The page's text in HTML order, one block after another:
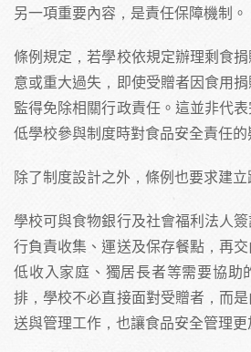
另一項重要內容，是責任保障機制。
條例規定，若學校依規定辦理剩食
意或重大過失，即使受贈者因食用
監得免除相關行政責任。這並非代
低學校參與制度時對食品安全責任的
除了制度設計之外，條例也要求建立
學校可與食物銀行及社會福利法人
行負責收集、運送及保存餐點，再
低收入家庭、獨居長者等需要協助
排，學校不必直接面對受贈者，而
送與管理工作，也讓食品安全管理更